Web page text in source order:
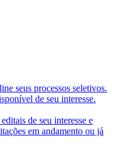
seus processos seletivos.
de seu interesse.
de seu interesse e
em andamento ou já